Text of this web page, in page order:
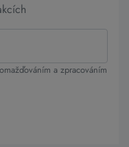
a zpracováním